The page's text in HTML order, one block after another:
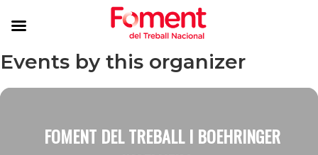
Events by this organizer
FOMENT DEL TREBALL I BOEHRINGER